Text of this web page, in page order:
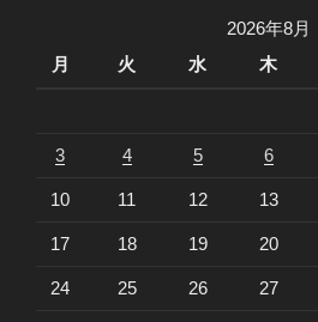
2026年8月
月
火 水 木
3 4 5 6
10 11 12 13
17 18 19 20
24 25 26 27